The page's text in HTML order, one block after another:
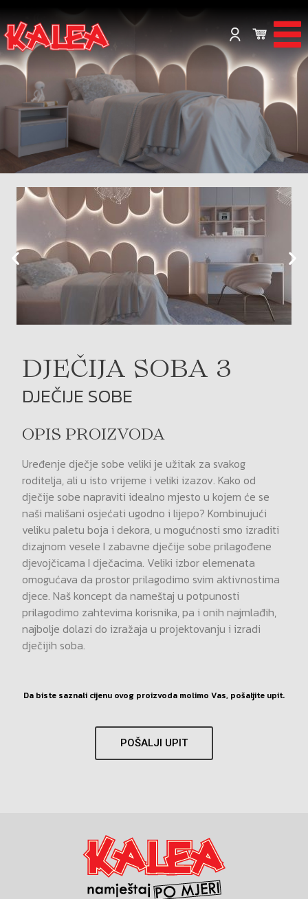
DJEČIJA SOBA 3
DJEČIJE SOBE
OPIS PROIZVODA
Uređenje dječje sobe veliki je užitak za svakog
roditelja, ali u isto vrijeme i veliki izazov. Kako od
dječije sobe napraviti idealno mjesto u kojem će se
naši mališani osjećati ugodno i lijepo? Kombinujući
veliku paletu boja i dekora, u mogućnosti smo izraditi
dizajnom vesele I zabavne dječije sobe prilagođene
djevojčicama I dječacima. Veliki izbor elemenata
omogućava da prostor prilagodimo svim aktivnostima
djece. Naš koncept da nameštaj u potpunosti
prilagodimo zahtevima korisnika, pa i onih najmlađih,
najbolje dolazi do izražaja u projektovanju i izradi
dječijih soba.
Da biste saznali cijenu ovog proizvoda molimo Vas, pošaljite upit.
POŠALJI UPIT